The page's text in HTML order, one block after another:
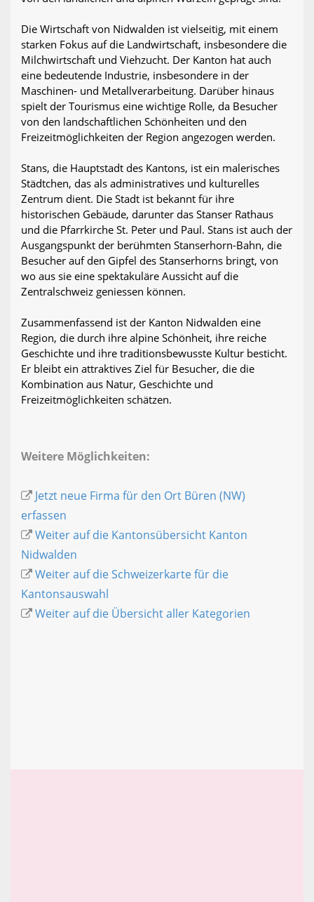
Die Wirtschaft von Nidwalden ist vielseitig, mit einem
starken Fokus auf die Landwirtschaft, insbesondere die
Milchwirtschaft und Viehzucht. Der Kanton hat auch
eine bedeutende Industrie, insbesondere in der
Maschinen- und Metallverarbeitung. Darüber hinaus
spielt der Tourismus eine wichtige Rolle, da Besucher
von den landschaftlichen Schönheiten und den
Freizeitmöglichkeiten der Region angezogen werden.
Stans, die Hauptstadt des Kantons, ist ein malerisches
Städtchen, das als administratives und kulturelles
Zentrum dient. Die Stadt ist bekannt für ihre
historischen Gebäude, darunter das Stanser Rathaus
und die Pfarrkirche St. Peter und Paul. Stans ist auch der
Ausgangspunkt der berühmten Stanserhorn-Bahn, die
Besucher auf den Gipfel des Stanserhorns bringt, von
wo aus sie eine spektakuläre Aussicht auf die
Zentralschweiz geniessen können.
Zusammenfassend ist der Kanton Nidwalden eine
Region, die durch ihre alpine Schönheit, ihre reiche
Geschichte und ihre traditionsbewusste Kultur besticht.
Er bleibt ein attraktives Ziel für Besucher, die die
Kombination aus Natur, Geschichte und
Freizeitmöglichkeiten schätzen.
Weitere Möglichkeiten:
Jetzt neue Firma für den Ort Büren (NW)
erfassen
Weiter auf die Kantonsübersicht Kanton
Nidwalden
Weiter auf die Schweizerkarte für die
Kantonsauswahl
Weiter auf die Übersicht aller Kategorien